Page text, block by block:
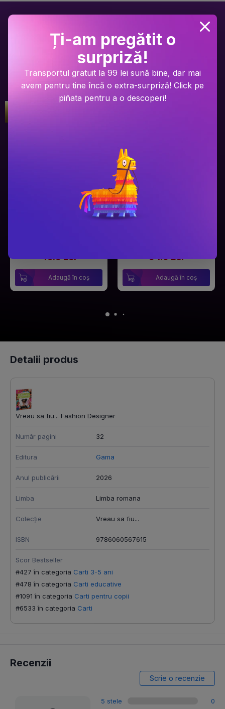
49.9 Lei
Adaugă în coș
94.9 Lei
Adaugă în coș
Detalii produs
Vreau sa fiu... Fashion Designer
Număr pagini 32
Editura Gama
Anul publicării 2026
Limba Limba romana
Colecție Vreau sa fiu...
ISBN 9786060567615
Scor Bestseller
#427 în categoria Carti 3-5 ani
#478 în categoria Carti educative
#1091 în categoria Carti pentru copii
#6533 în categoria Carti
Recenzii
Scrie o recenzie
5 stele
0
Ți-am pregătit o
surpriză!
Transportul gratuit la 99 lei sună bine, dar mai
avem pentru tine încă o extra-surpriză! Click pe
piñata pentru a o descoperi!